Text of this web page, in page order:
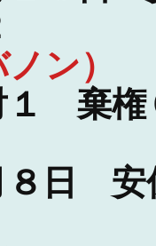
ン）
１ 棄権
８日